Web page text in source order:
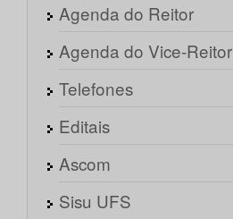
Agenda do Reitor
Agenda do Vice-Reitor
Telefones
Editais
Ascom
Sisu UFS